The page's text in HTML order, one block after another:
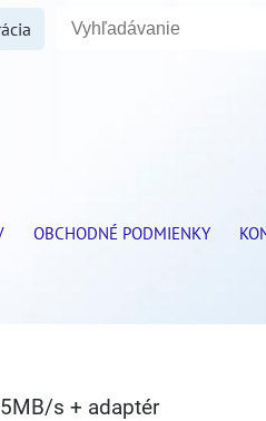
OBCHODNÉ PODMIENKY
s + adaptér